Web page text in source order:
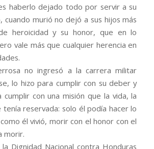
haberlo dejado todo por servir a su
cuando murió no dejó a sus hijos más
heroicidad y su honor, que en lo
vale más que cualquier herencia en
no ingresó a la carrera militar
lo hizo para cumplir con su deber y
con una misión que la vida, la
tenía reservada: solo él podía hacer lo
él vivió, morir con el honor con el
morir.
Dignidad Nacional contra Honduras